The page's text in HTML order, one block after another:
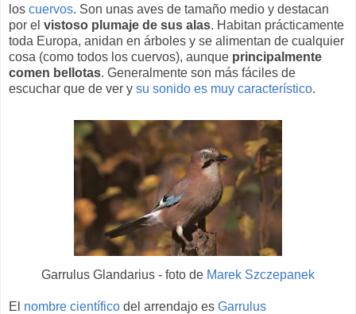
los cuervos. Son unas aves de tamaño medio y destacan
por el vistoso plumaje de sus alas. Habitan prácticamente
toda Europa, anidan en árboles y se alimentan de cualquier
cosa (como todos los cuervos), aunque principalmente
comen bellotas. Generalmente son más fáciles de
escuchar que de ver y su sonido es muy característico.
Garrulus Glandarius - foto de Marek Szczepanek
El nombre científico del arrendajo es Garrulus